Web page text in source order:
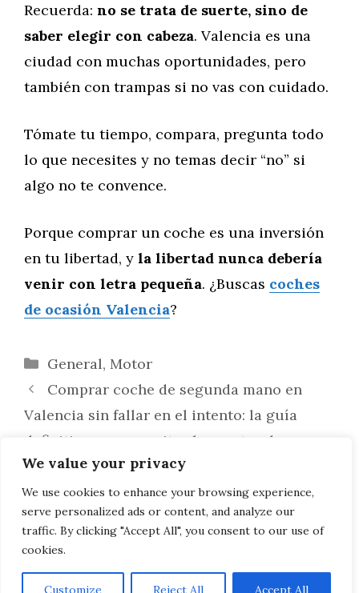
We value your privacy
We use cookies to enhance your browsing experience,
serve personalized ads or content, and analyze our
traffic. By clicking "Accept All", you consent to our use of
cookies.
Customize Reject All Accept All
Recuerda: no se trata de suerte, sino de
saber elegir con cabeza. Valencia es una
ciudad con muchas oportunidades, pero
también con trampas si no vas con cuidado.
Tómate tu tiempo, compara, pregunta todo
lo que necesites y no temas decir “no” si
algo no te convence.
Porque comprar un coche es una inversión
en tu libertad, y la libertad nunca debería
venir con letra pequeña. ¿Buscas coches
de ocasión Valencia?
Categorías
General, Motor
Comprar coche de segunda mano en
Valencia sin fallar en el intento: la guía
definitiva que necesitas leer antes de
decidir
Renting vs. compra de coche en Madrid:
¿qué opción te conviene más?